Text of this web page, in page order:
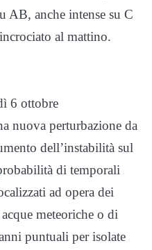
AB, anche intense su C
al mattino.
6 ottobre
nuova perturbazione da
dell’instabilità sul
di temporali
ad opera dei
meteoriche o di
puntuali per isolate